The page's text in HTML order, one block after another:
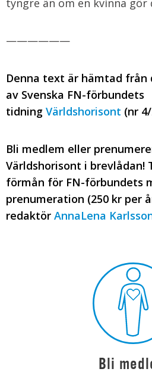
tyngre än om en kvinna gör
——————
Denna text är hämtad från
av Svenska FN-förbundets
tidning Världshorisont (nr
Bli medlem eller
Världshorisont i brevlådan!
förmån för FN-förbundets
prenumeration (250 kr per
redaktör AnnaLena
Bli